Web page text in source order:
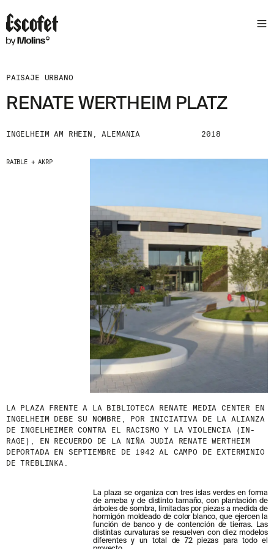
PAISAJE URBANO
RENATE WERTHEIM PLATZ
INGELHEIM AM RHEIN, ALEMANIA 2018
RAIBLE + AKRP
LA PLAZA FRENTE A LA BIBLIOTECA RENATE MEDIA CENTER EN
INGELHEIM DEBE SU NOMBRE, POR INICIATIVA DE LA ALIANZA
DE INGELHEIMER CONTRA EL RACISMO Y LA VIOLENCIA (IN-
RAGE), EN RECUERDO DE LA NIÑA JUDÍA RENATE WERTHEIM
DEPORTADA EN SEPTIEMBRE DE 1942 AL CAMPO DE EXTERMINIO
DE TREBLINKA.
La plaza se organiza con tres islas verdes en forma
de ameba y de distinto tamaño, con plantación de
árboles de sombra, limitadas por piezas a medida de
hormigón moldeado de color blanco, que ejercen la
función de banco y de contención de tierras. Las
distintas curvaturas se resuelven con diez modelos
diferentes y un total de 72 piezas para todo el